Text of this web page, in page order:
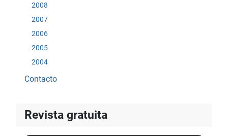
2008
2007
2006
2005
2004
Contacto
Revista gratuita